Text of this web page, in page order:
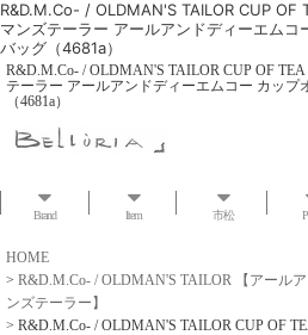
R&D.M.Co- / OLDMAN'S TAILOR CUP OF
マンズテーラー アールアンドディーエムコ
バッグ（4681a）
R&D.M.Co- / OLDMAN'S TAILOR CUP OF
テーラー アールアンドディーエムコー カップ
（4681a）
Brand Item 市松
HOME
> R&D.M.Co- / OLDMAN'S TAILOR 【アール
ンズテーラー】
> R&D.M.Co- / OLDMAN'S TAILOR CUP OF